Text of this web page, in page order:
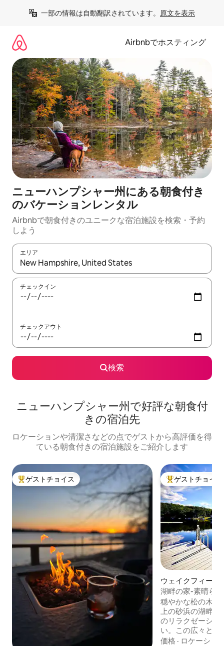
一部の情報は自動翻訳されています。 原文を表示
Airbnbでホスティング
ニューハンプシャー州にある朝食付き
のバケーションレンタル
Airbnbで朝食付きのユニークな宿泊施設を検索・予約
しよう
エリア
検索結果が表示されたら、上下の矢印キーを使って移動するか
チェックイン
チェックアウト
検索
ニューハンプシャー州で好評な朝食付
きの宿泊先
ロケーションや清潔さなどの点でゲストから高評価を得
ている朝食付きの宿泊施設をご紹介します
大好評のゲストチョイスです。
ゲストチョイス 大好評のゲスト
ゲストチョイス
ウェイクフィール
家
湖畔の家-素晴ら
3100平方フィート
穏やかな松の木に
上の砂浜の湖畔の
のリラクゼーショ
い。この広々とし
徴： オープンコ
価格 · ロケーショ